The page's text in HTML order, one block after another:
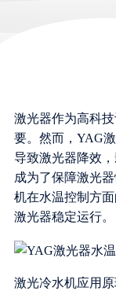
激光器作为高科
要。然而，YAG
导致激光器降效
成为了保障激光
机在水温控制方
激光器稳定运行。
激光冷水机应用原